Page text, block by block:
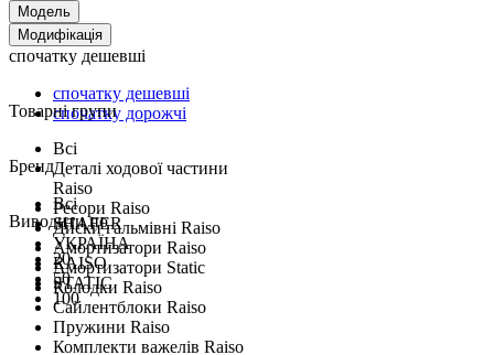
Модель
Модифікація
спочатку дешевші
спочатку дешевші
спочатку дорожчі
Товарні групи
Всі
Деталі ходової частини
Raiso
Ресори Raiso
Диски гальмівні Raiso
Амортизатори Raiso
Амортизатори Static
Колодки Raiso
Сайлентблоки Raiso
Пружини Raiso
Комплекти важелів Raiso
Бренд
Всі
SHAFER
УКРАЇНА
RAISO
STATIC
Виводити по
20
50
100